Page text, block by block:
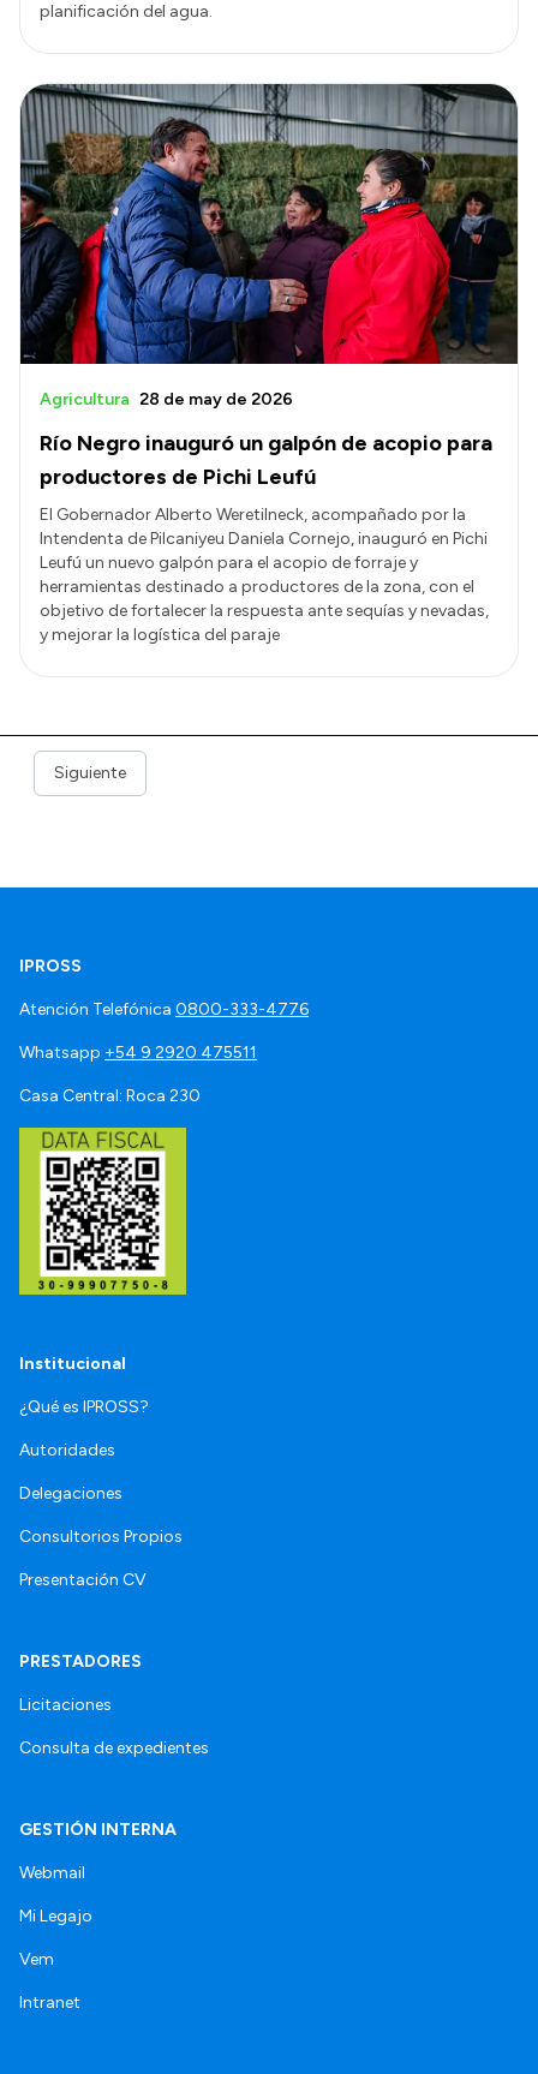
planificación del agua.
Río Negro inauguró un galpón de acopio para
productores de Pichi Leufú
Agricultura 28 de may de 2026
El Gobernador Alberto Weretilneck, acompañado por la
Intendenta de Pilcaniyeu Daniela Cornejo, inauguró en Pichi
Leufú un nuevo galpón para el acopio de forraje y
herramientas destinado a productores de la zona, con el
objetivo de fortalecer la respuesta ante sequías y nevadas,
y mejorar la logística del paraje
Siguiente
IPROSS
Atención Telefónica 0800-333-4776
Whatsapp +54 9 2920 475511
Casa Central: Roca 230
Institucional
¿Qué es IPROSS?
Autoridades
Delegaciones
Consultorios Propios
Presentación CV
PRESTADORES
Licitaciones
Consulta de expedientes
GESTIÓN INTERNA
Webmail
Mi Legajo
Vem
Intranet